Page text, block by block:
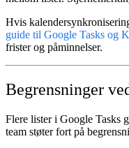
Hvis
guide til Google Tasks og
frister og påminnelser.
Begrensninger
Flere lister i Google Tasks
team støter fort på